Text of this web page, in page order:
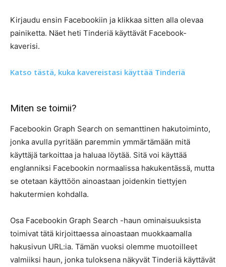
Kirjaudu ensin Facebookiin ja klikkaa sitten alla olevaa
painiketta. Näet heti Tinderiä käyttävät Facebook-
kaverisi.
Katso tästä, kuka kavereistasi käyttää Tinderiä
Miten se toimii?
Facebookin Graph Search on semanttinen hakutoiminto,
jonka avulla pyritään paremmin ymmärtämään mitä
käyttäjä tarkoittaa ja haluaa löytää. Sitä voi käyttää
englanniksi Facebookin normaalissa hakukentässä, mutta
se otetaan käyttöön ainoastaan joidenkin tiettyjen
hakutermien kohdalla.
Osa Facebookin Graph Search -haun ominaisuuksista
toimivat tätä kirjoittaessa ainoastaan muokkaamalla
hakusivun URL:ia. Tämän vuoksi olemme muotoilleet
valmiiksi haun, jonka tuloksena näkyvät Tinderiä käyttävät